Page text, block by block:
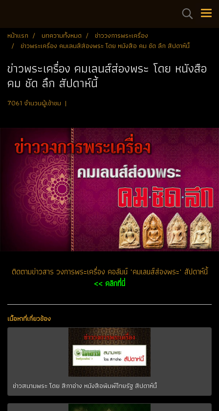
หน้าแรก บทความทั้งหมด
ข่าววงการพระเครื่อง
ข่าวพระเครื่อง คมเลนส์ส่องพระ โดย หนังสือ คม ชัด ลึก สัปดาห์นี้
ข่าวพระเครื่อง คมเลนส์ส่องพระ โดย หนังสือ
คม ชัด ลึก สัปดาห์นี้
7061 จำนวนผู้เข้าชม |
ติดตามข่าวสาร วงการพระเครื่อง คอลัมน์ "คมเลนส์ส่องพระ" สัปดาห์นี้
<< คลิกที่นี่
เนื้อหาที่เกี่ยวข้อง
ข่าวสนามพระ โดย สีกาอ่าง หนังสือพิมพ์ไทยรัฐ สัปดาห์นี้